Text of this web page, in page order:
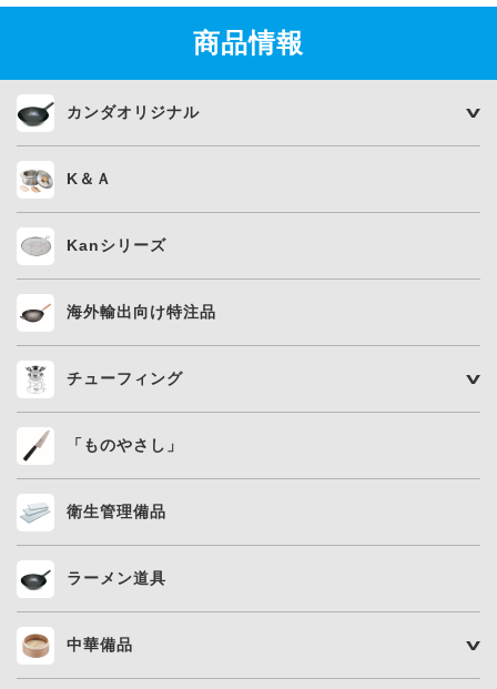
商品情報
カンダオリジナル
K＆Ａ
Kanシリーズ
海外輸出向け特注品
チューフィング
「ものやさし」
衛生管理備品
ラーメン道具
中華備品